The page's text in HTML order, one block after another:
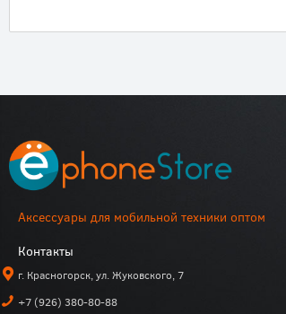
Аксессуары для мобильной техники оптом
Контакты
г. Красногорск, ул. Жуковского, 7
+7 (926) 380-80-88